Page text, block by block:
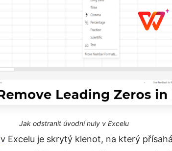
Jak odstranit úvodní nuly v Excelu
v Excelu je skrytý klenot, na který